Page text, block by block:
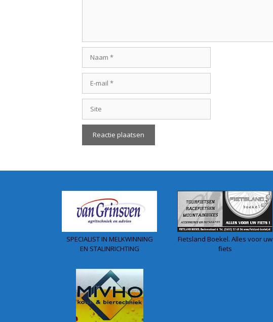
mail
SPECIALIST IN MELKWINNING
EN STALINRICHTING
Fietsland Boekel. Alles voor uw
fiets